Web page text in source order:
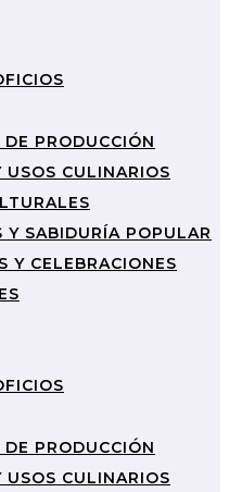
PRODUCCIÓN
CULINARIOS
Y SABIDURÍA POPULAR
Y CELEBRACIONES
PRODUCCIÓN
CULINARIOS